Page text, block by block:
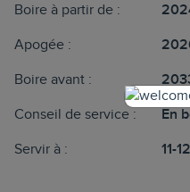
Boire à partir de :
Apogée :
Boire avant :
Conseil de service : En
Servir à : 11-